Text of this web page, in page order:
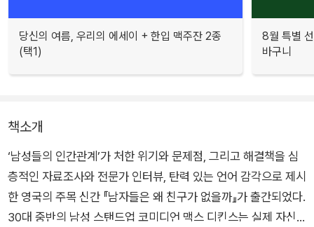
당신의 여름, 우리의 에세이 + 한입 맥주잔 2종
(택1)
8월 특별
바구니
책소개
‘남성들의 인간관계’가 처한 위기와 문제점, 그리고 해결책을 심
층적인 자료조사와 전문가 인터뷰, 탄력 있는 언어 감각으로 제시
한 영국의 주목 신간 『남자들은 왜 친구가 없을까』가 출간되었다.
30대 중반의 남성 스탠드업 코미디언 맥스 디킨스는 실제 자신